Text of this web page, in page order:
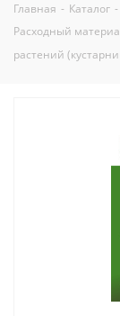
Главная - Каталог -
Расходный
растений